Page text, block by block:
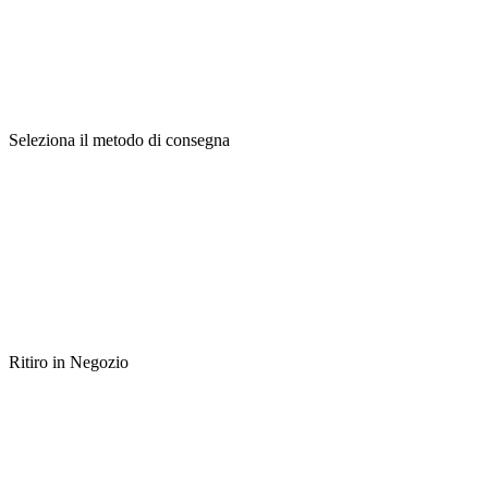
Seleziona il metodo di consegna
Ritiro in Negozio